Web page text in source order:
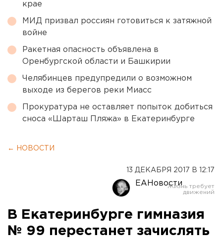
крае
МИД призвал россиян готовиться к затяжной
войне
Ракетная опасность объявлена в
Оренбургской области и Башкирии
Челябинцев предупредили о возможном
выходе из берегов реки Миасс
Прокуратура не оставляет попыток добиться
сноса «Шарташ Пляжа» в Екатеринбурге
← НОВОСТИ
13 ДЕКАБРЯ 2017 В 12:17
ЕАНовости
В Екатеринбурге гимназия
№ 99 перестанет зачислять